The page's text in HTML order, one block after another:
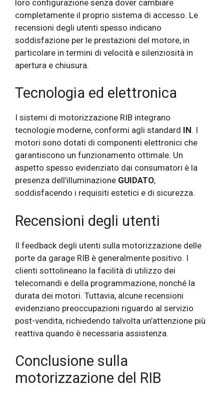
loro configurazione senza dover cambiare
completamente il proprio sistema di accesso. Le
recensioni degli utenti spesso indicano
soddisfazione per le prestazioni del motore, in
particolare in termini di velocità e silenziosità in
apertura e chiusura.
Tecnologia ed elettronica
I sistemi di motorizzazione RIB integrano
tecnologie moderne, conformi agli standard IN. I
motori sono dotati di componenti elettronici che
garantiscono un funzionamento ottimale. Un
aspetto spesso evidenziato dai consumatori è la
presenza dell’illuminazione GUIDATO,
soddisfacendo i requisiti estetici e di sicurezza.
Recensioni degli utenti
Il feedback degli utenti sulla motorizzazione delle
porte da garage RIB è generalmente positivo. I
clienti sottolineano la facilità di utilizzo dei
telecomandi e della programmazione, nonché la
durata dei motori. Tuttavia, alcune recensioni
evidenziano preoccupazioni riguardo al servizio
post-vendita, richiedendo talvolta un’attenzione più
reattiva quando è necessaria assistenza.
Conclusione sulla
motorizzazione del RIB